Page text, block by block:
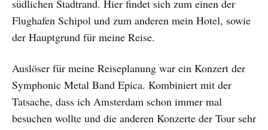
südlichen Stadtrand. Hier findet sich zum einen der
Flughafen Schipol und zum anderen mein Hotel, sowie
der Hauptgrund für meine Reise.
Auslöser für meine Reiseplanung war ein Konzert der
Symphonic Metal Band Epica. Kombiniert mit der
Tatsache, dass ich Amsterdam schon immer mal
besuchen wollte und die anderen Konzerte der Tour sehr